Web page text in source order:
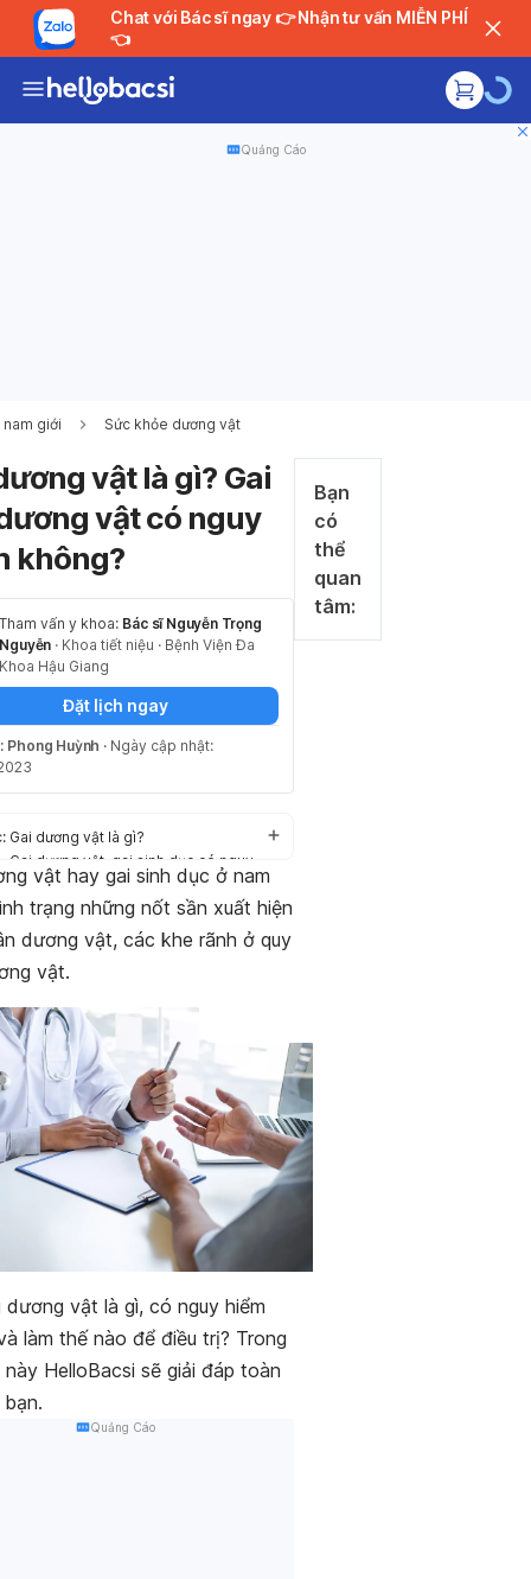
Chat với Bác sĩ ngay 👉 Nhận tư vấn MIỄN PHÍ
👈
Quảng Cáo
giới Sức khỏe dương vật
vật là gì? Gai
vật có nguy
không?
Tham vấn y khoa: Bác sĩ Nguyễn Trọng
Nguyễn · Khoa tiết niệu · Bệnh Viện Đa
Khoa Hậu Giang
Đặt lịch ngay
Phong Huỳnh · Ngày cập nhật:
Gai dương vật là gì?
Gai dương vật, gai sinh dục có nguy
hiểm không?
Dấu hiệu nhận biết gai dương vật
Nguyên nhân dẫn đến gai dương vật
Cách điều trị và phòng ngừa các nốt sần
dương vật
vật hay gai sinh dục ở nam
trạng những nốt sần xuất hiện
dương vật, các khe rãnh ở quy
vật.
dương vật là gì, có nguy hiểm
làm thế nào để điều trị? Trong
HelloBacsi sẽ giải đáp toàn
Quảng Cáo
Bạn
có
thể
quan
tâm: